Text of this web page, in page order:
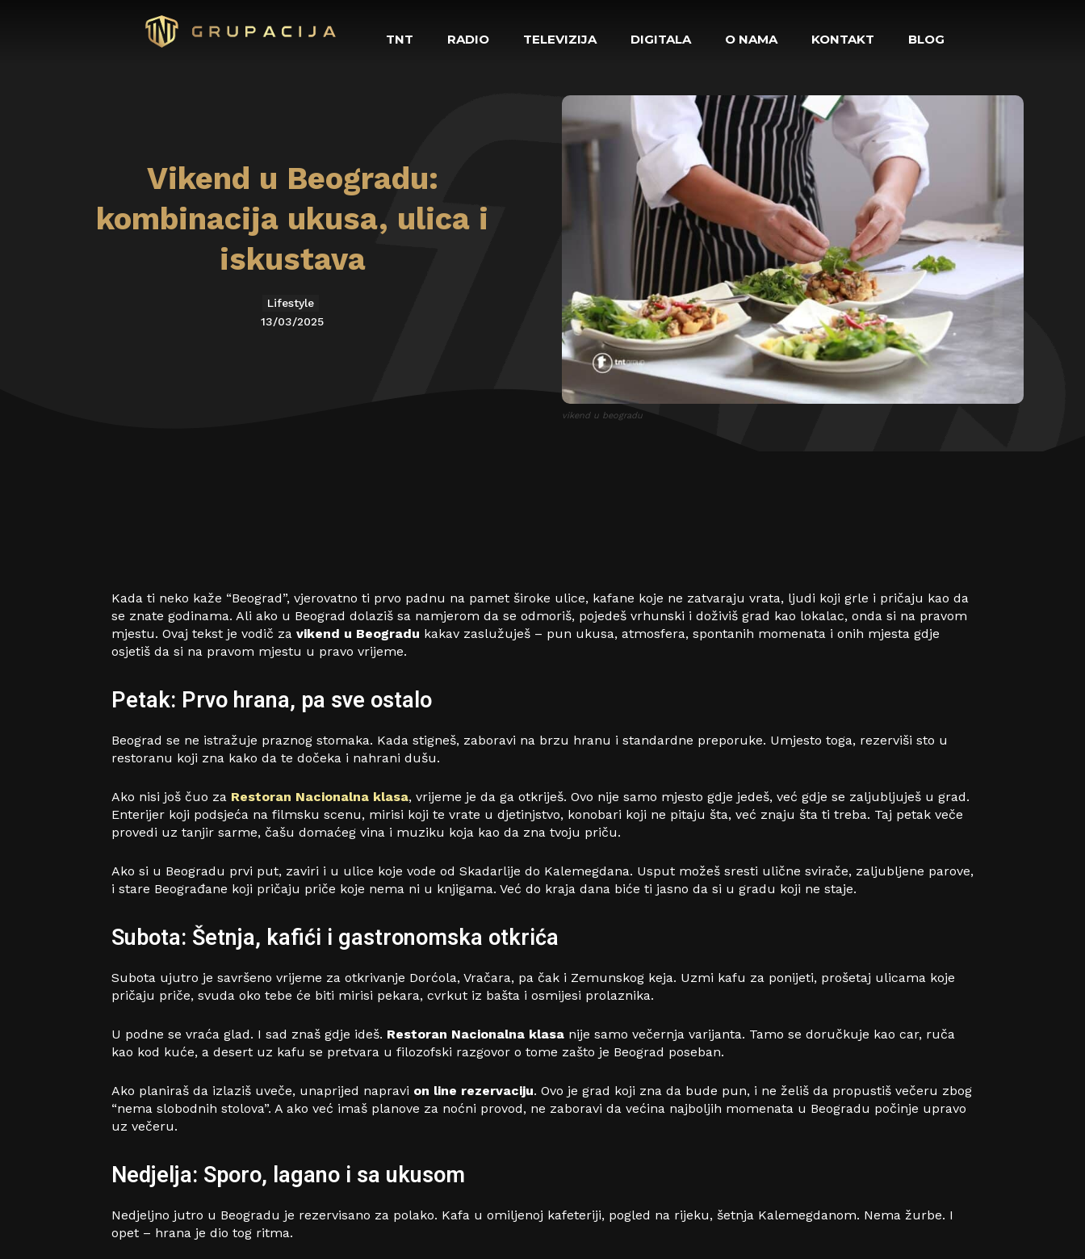
TNT RADIO TELEVIZIJA DIGITALA O NAMA KONTAKT BLOG
Vikend u Beogradu:
kombinacija ukusa, ulica i
iskustava
Lifestyle
13/03/2025
vikend u beogradu
Kada ti neko kaže “Beograd”, vjerovatno ti prvo padnu na pamet široke ulice, kafane koje ne zatvaraju vrata, ljudi koji grle i pričaju kao da
se znate godinama. Ali ako u Beograd dolaziš sa namjerom da se odmoriš, pojedeš vrhunski i doživiš grad kao lokalac, onda si na pravom
mjestu. Ovaj tekst je vodič za vikend u Beogradu kakav zaslužuješ – pun ukusa, atmosfera, spontanih momenata i onih mjesta gdje
osjetiš da si na pravom mjestu u pravo vrijeme.
Petak: Prvo hrana, pa sve ostalo
Beograd se ne istražuje praznog stomaka. Kada stigneš, zaboravi na brzu hranu i standardne preporuke. Umjesto toga, rezerviši sto u
restoranu koji zna kako da te dočeka i nahrani dušu.
Ako nisi još čuo za Restoran Nacionalna klasa, vrijeme je da ga otkriješ. Ovo nije samo mjesto gdje jedeš, već gdje se zaljubljuješ u grad.
Enterijer koji podsjeća na filmsku scenu, mirisi koji te vrate u djetinjstvo, konobari koji ne pitaju šta, već znaju šta ti treba. Taj petak veče
provedi uz tanjir sarme, čašu domaćeg vina i muziku koja kao da zna tvoju priču.
Ako si u Beogradu prvi put, zaviri i u ulice koje vode od Skadarlije do Kalemegdana. Usput možeš sresti ulične svirače, zaljubljene parove,
i stare Beograđane koji pričaju priče koje nema ni u knjigama. Već do kraja dana biće ti jasno da si u gradu koji ne staje.
Subota: Šetnja, kafići i gastronomska otkrića
Subota ujutro je savršeno vrijeme za otkrivanje Dorćola, Vračara, pa čak i Zemunskog keja. Uzmi kafu za ponijeti, prošetaj ulicama koje
pričaju priče, svuda oko tebe će biti mirisi pekara, cvrkut iz bašta i osmijesi prolaznika.
U podne se vraća glad. I sad znaš gdje ideš. Restoran Nacionalna klasa nije samo večernja varijanta. Tamo se doručkuje kao car, ruča
kao kod kuće, a desert uz kafu se pretvara u filozofski razgovor o tome zašto je Beograd poseban.
Ako planiraš da izlaziš uveče, unaprijed napravi on line rezervaciju. Ovo je grad koji zna da bude pun, i ne želiš da propustiš večeru zbog
“nema slobodnih stolova”. A ako već imaš planove za noćni provod, ne zaboravi da većina najboljih momenata u Beogradu počinje upravo
uz večeru.
Nedjelja: Sporo, lagano i sa ukusom
Nedjeljno jutro u Beogradu je rezervisano za polako. Kafa u omiljenoj kafeteriji, pogled na rijeku, šetnja Kalemegdanom. Nema žurbe. I
opet – hrana je dio tog ritma.